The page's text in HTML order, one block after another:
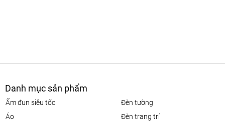
Danh mục sản phẩm
ấm đun siêu tốc
áo
đèn tường
đèn trang trí